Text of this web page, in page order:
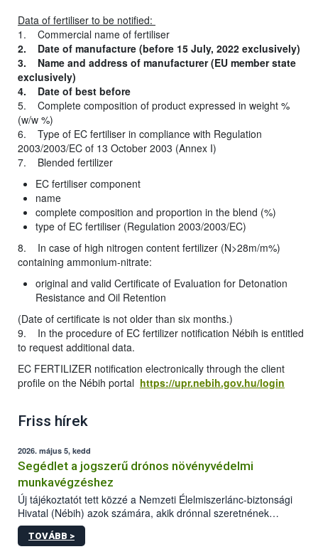
Data of fertiliser to be notified:
1. Commercial name of fertiliser
2. Date of manufacture (before 15 July, 2022 exclusively)
3. Name and address of manufacturer (EU member state
exclusively)
4. Date of best before
5. Complete composition of product expressed in weight %
(w/w %)
6. Type of EC fertiliser in compliance with Regulation
2003/2003/EC of 13 October 2003 (Annex I)
7. Blended fertilizer
EC fertiliser component
name
complete composition and proportion in the blend (%)
type of EC fertiliser (Regulation 2003/2003/EC)
8. In case of high nitrogen content fertilizer (N>28m/m%)
containing ammonium-nitrate:
original and valid Certificate of Evaluation for Detonation
Resistance and Oil Retention
(Date of certificate is not older than six months.)
9. In the procedure of EC fertilizer notification Nébih is entitled
to request additional data.
EC FERTILIZER notification electronically through the client
profile on the Nébih portal https://upr.nebih.gov.hu/login
Friss hírek
2026. május 5, kedd
Segédlet a jogszerű drónos növényvédelmi
munkavégzéshez
Új tájékoztatót tett közzé a Nemzeti Élelmiszerlánc-biztonsági
Hivatal (Nébih) azok számára, akik drónnal szeretnének
növényvédelmi vagy tápanyag-gazdálkodási tevékenységet
végezni Magyarországon. Az összefoglaló részletesen
TOVÁBB >